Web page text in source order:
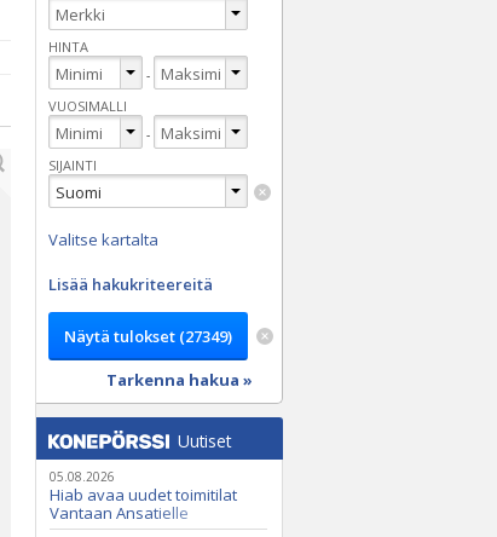
HINTA
-
VUOSIMALLI
-
SIJAINTI
Valitse kartalta
Lisää hakukriteereitä
Tarkenna hakua »
Uutiset
05.08.2026
Hiab avaa uudet toimitilat
Vantaan Ansatielle